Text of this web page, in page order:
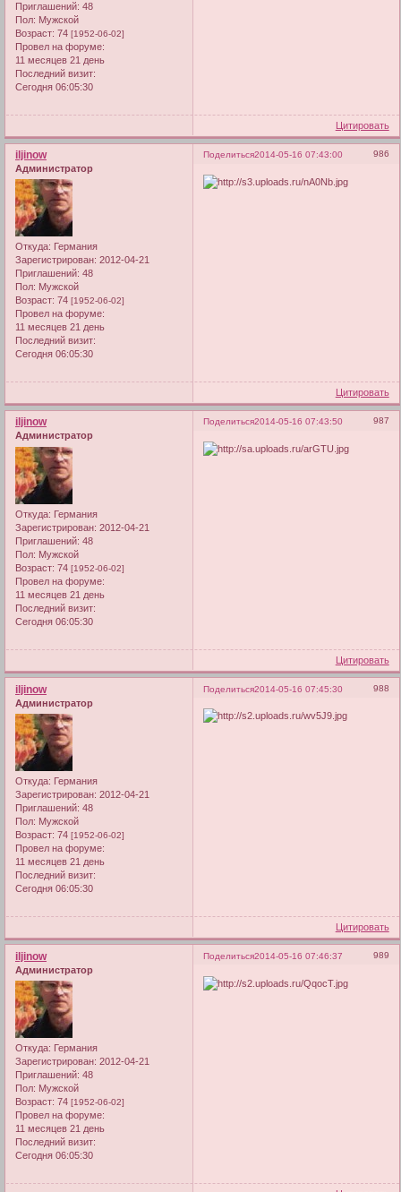
Приглашений: 48
Пол: Мужской
Возраст: 74 [1952-06-02]
Провел на форуме:
11 месяцев 21 день
Последний визит:
Сегодня 06:05:30
Цитировать
Поделиться 986
2014-05-16 07:43:00
iljinow
Администратор
Откуда: Германия
Зарегистрирован: 2012-04-21
Приглашений: 48
Пол: Мужской
Возраст: 74 [1952-06-02]
Провел на форуме:
11 месяцев 21 день
Последний визит:
Сегодня 06:05:30
Цитировать
Поделиться 987
2014-05-16 07:43:50
iljinow
Администратор
Откуда: Германия
Зарегистрирован: 2012-04-21
Приглашений: 48
Пол: Мужской
Возраст: 74 [1952-06-02]
Провел на форуме:
11 месяцев 21 день
Последний визит:
Сегодня 06:05:30
Цитировать
Поделиться 988
2014-05-16 07:45:30
iljinow
Администратор
Откуда: Германия
Зарегистрирован: 2012-04-21
Приглашений: 48
Пол: Мужской
Возраст: 74 [1952-06-02]
Провел на форуме:
11 месяцев 21 день
Последний визит:
Сегодня 06:05:30
Цитировать
Поделиться 989
2014-05-16 07:46:37
iljinow
Администратор
Откуда: Германия
Зарегистрирован: 2012-04-21
Приглашений: 48
Пол: Мужской
Возраст: 74 [1952-06-02]
Провел на форуме:
11 месяцев 21 день
Последний визит:
Сегодня 06:05:30